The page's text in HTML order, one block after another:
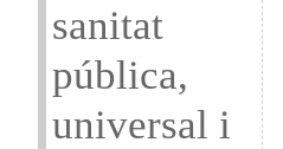
sanitat
pública,
universal i